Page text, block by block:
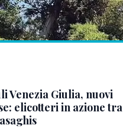
Venezia Giulia, nuovi
elicotteri in azione tra